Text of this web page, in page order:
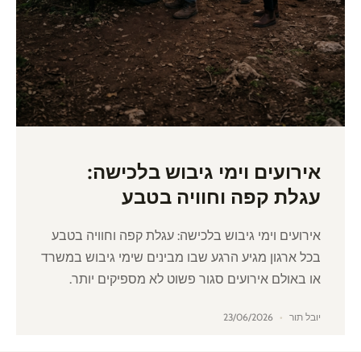
אירועים וימי גיבוש בלכישה:
עגלת קפה וחוויה בטבע
אירועים וימי גיבוש בלכישה: עגלת קפה וחוויה בטבע
בכל ארגון מגיע הרגע שבו מבינים שימי גיבוש במשרד
או באולם אירועים סגור פשוט לא מספיקים יותר.
יובל תור